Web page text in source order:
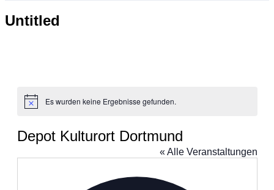
Untitled
HinweisEs wurden keine Ergebnisse gefunden.
Depot Kulturort Dortmund
« Alle Veranstaltungen